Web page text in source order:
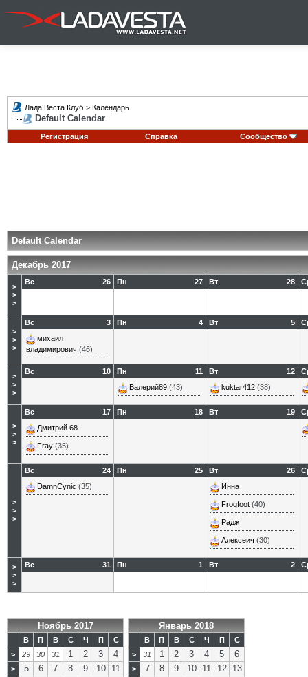
Лада Веста Клуб > Календарь
Default Calendar
Регистрация Справка Сообщество
Default Calendar
Декабрь 2017
>
>
>
26
Вс 27
Пн 28
Вт
>
>
>
3
Вс
михаил
владимирович (46)
4
Пн 5
Вт
>
>
>
10
Вс 11
Пн
Валерий89 (43)
12
Вт
kuktar412 (38)
>
>
>
17
Вс
Дмитрий 68
Fray (35)
18
Пн 19
Вт
>
>
>
24
Вс
DamnCynic (35)
25
Пн 26
Вт
Инна
Frogfoot (40)
Радж
Алексеич (30)
>
>
>
31
Вс 1
Пн 2
Вт
Ноябрь 2017
В П В С Ч П
С
>
29 30 31 1 2 3 4
> 5 6 7 8 9 10 11
Январь 2018
В П В С Ч П
С
>
31 1 2 3 4 5 6
> 7 8 9 10 11 12 13